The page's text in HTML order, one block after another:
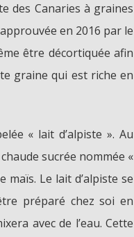
des Canaries à graines
en 2016 par le
être décortiquée afin
graine qui est riche en
« lait d’alpiste ». Au
sucrée nommée «
Le lait d’alpiste se
préparé chez soi en
avec de l’eau. Cette